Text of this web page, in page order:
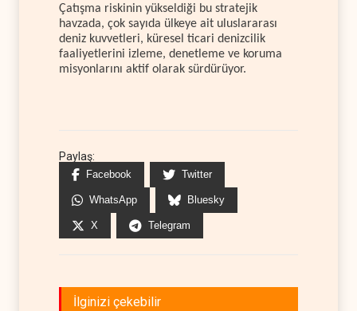
Çatışma riskinin yükseldiği bu stratejik
havzada, çok sayıda ülkeye ait uluslararası
deniz kuvvetleri, küresel ticari denizcilik
faaliyetlerini izleme, denetleme ve koruma
misyonlarını aktif olarak sürdürüyor.
Paylaş:
Facebook Twitter
WhatsApp Bluesky
X Telegram
İlginizi çekebilir